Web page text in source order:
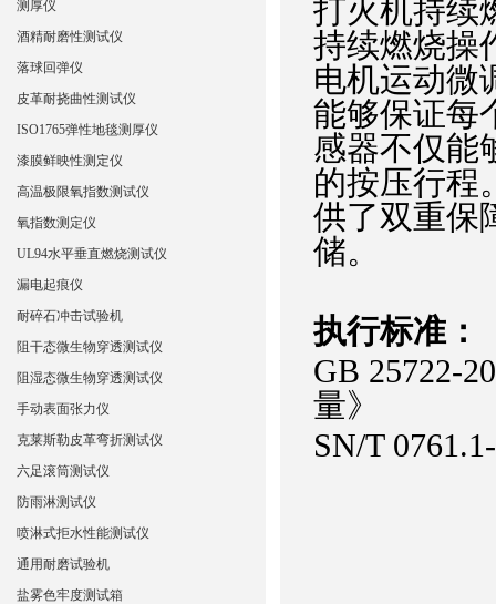
打火机持续
持续燃烧操
电机运动微
能够保证每
感器不仅能
的按压行程
供了双重保
储。
执行标准：
GB 25722-
量》
SN/T
测厚仪
酒精耐磨性测试仪
落球回弹仪
皮革耐挠曲性测试仪
ISO1765弹性地毯测厚仪
漆膜鲜映性测定仪
高温极限氧指数测试仪
氧指数测定仪
UL94水平垂直燃烧测试仪
漏电起痕仪
耐碎石冲击试验机
阻干态微生物穿透测试仪
阻湿态微生物穿透测试仪
手动表面张力仪
克莱斯勒皮革弯折测试仪
六足滚筒测试仪
防雨淋测试仪
喷淋式拒水性能测试仪
通用耐磨试验机
盐雾色牢度测试箱